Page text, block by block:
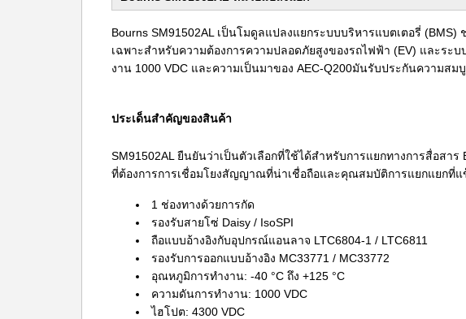
Bourns SM91502AL เป็นโมดูลแปลงแยกระบบบริหารแบตเตอรี่
เฉพาะสําหรับความต้องการความปลอดภัยสูงของรถไฟฟ้า (EV) และระ
งาน 1000 VDC และความเป็นมาของ AEC-Q200มันรับประกันความ
ประเด็นสําคัญของสินค้า
SM91502AL ยืนยันว่าเป็นตัวเลือกที่ใช้ได้สําหรับการแยกทางการสื่อส
ที่ต้องการการเชื่อมโยงสัญญาณที่น่าเชื่อถือและคุณสมบัติการแยกแยกที่แ
1 ช่องทางด้วยการกัด
รองรับสายโซ่ Daisy / IsoSPI
ถือแบบอ้างอิงกับอุปกรณ์แอนลาจ LTC6804-1 / LTC6811
รองรับการออกแบบอ้างอิง MC33771 / MC33772
อุณหภูมิการทํางาน: -40 °C ถึง +125 °C
ความดันการทํางาน: 1000 VDC
ไฮโปต: 4300 VDC